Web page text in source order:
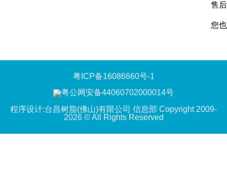
售
您
粤ICP备16086660号-1
粤公网安备44060702000014号
程序设计:台昌树脂(佛山)有限公司 信息部 Copyright 2009-
2026 © All Rights Reserved